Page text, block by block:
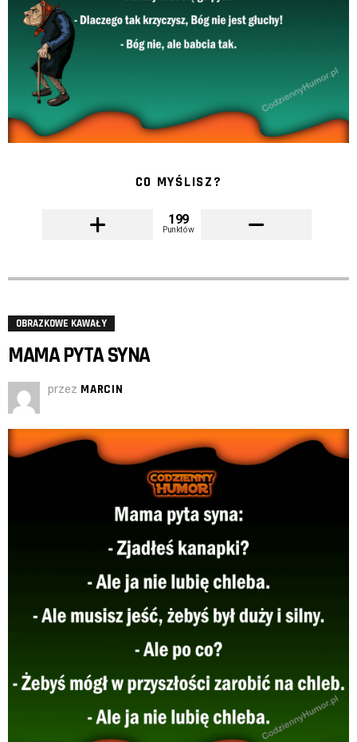
CO MYŚLISZ?
199
Punktów
OBRAZKOWE KAWAŁY
MAMA PYTA SYNA
przez MARCIN